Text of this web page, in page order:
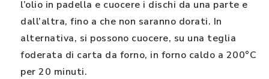
l’olio in padella e cuocere i dischi da una parte e
dall’altra, fino a che non saranno dorati. In
alternativa, si possono cuocere, su una teglia
foderata di carta da forno, in forno caldo a 200°C
per 20 minuti.